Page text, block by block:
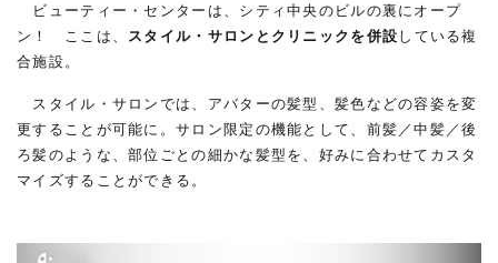
ビューティー・センターは、シティ中央のビルの裏にオープ
ン！ ここは、 スタイル・サロンとクリニックを併設している複
合施設。
スタイル・サロンでは、アバターの髪型、髪色などの容姿を変
更することが可能に。サロン限定の機能として、前髪／中髪／後
ろ髪のような、部位ごとの細かな髪型を、好みに合わせてカスタ
マイズすることができる。